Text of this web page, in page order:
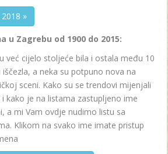
»
u Zagrebu od 1900 do 2015:
već cijelo stoljeće bila i ostala među 10
a neka su potpuno nova na
sceni. Kako su se trendovi mijenjali
kako je na listama zastupljeno ime
a mi Vam ovdje nudimo listu sa
Klikom na svako ime imate pristup